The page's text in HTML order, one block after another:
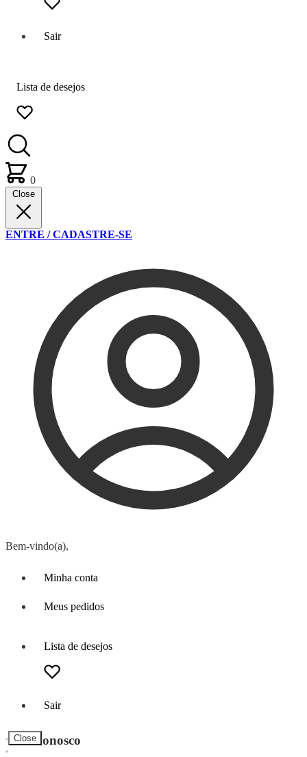
Sair
Lista de desejos
0
Close
ENTRE / CADASTRE-SE
Bem-vindo(a),
Minha conta
Meus pedidos
Lista de desejos
Sair
Close
Fale Conosco